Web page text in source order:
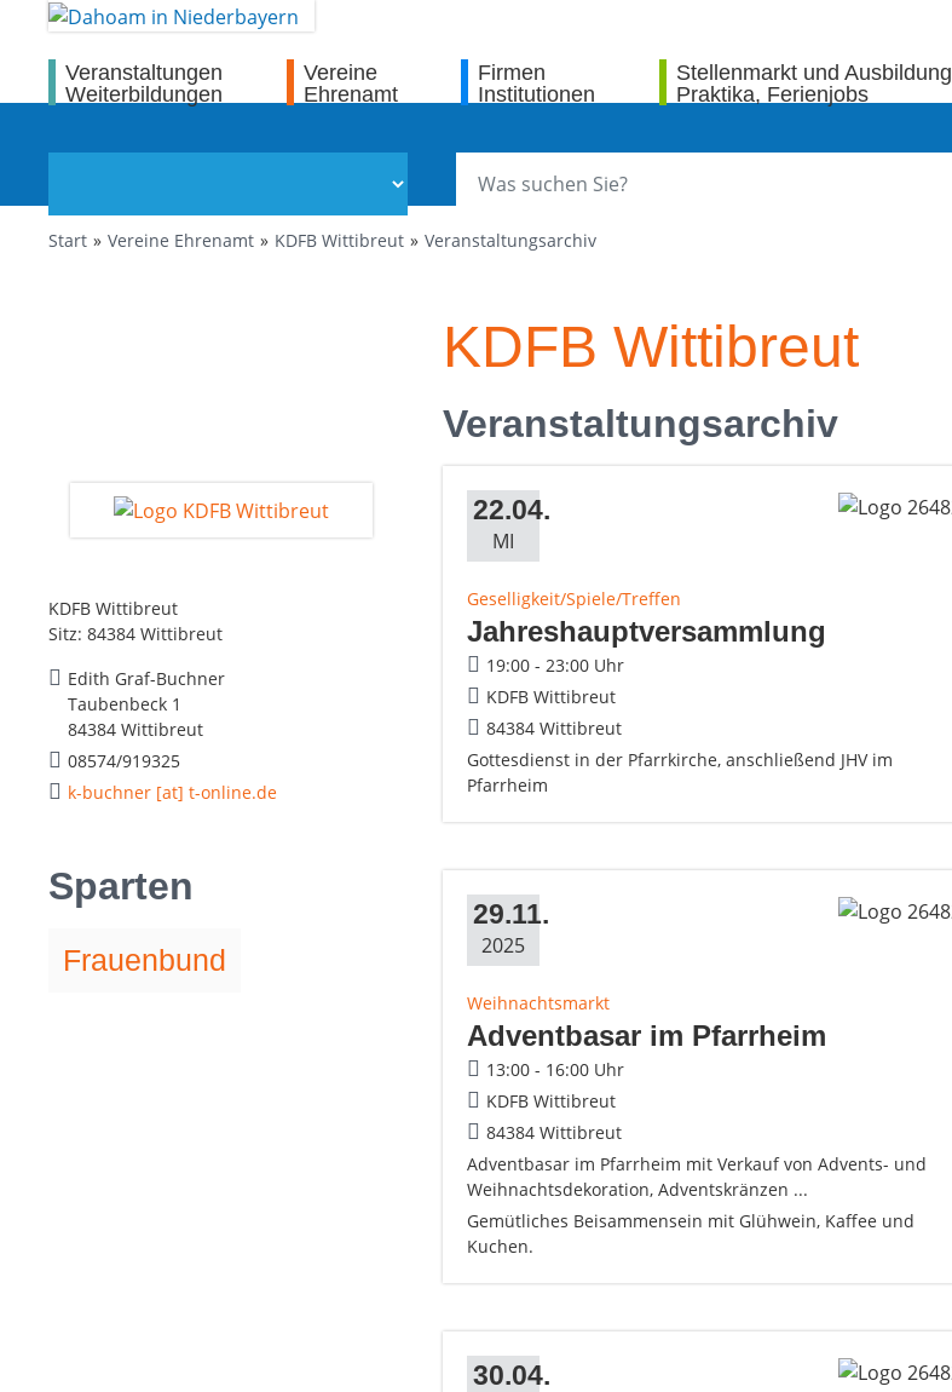
Veranstaltungen
Weiterbildungen
Vereine
Ehrenamt
Firmen
Institutionen
Stellenmarkt und Ausbildung
Praktika, Ferienjobs
Start Vereine Ehrenamt KDFB Wittibreut Veranstaltungsarchiv
KDFB Wittibreut
Sitz: 84384 Wittibreut
Edith Graf-Buchner
Taubenbeck 1
84384 Wittibreut
08574/919325
k-buchner [at] t-online.de
Sparten
Frauenbund
KDFB Wittibreut
Veranstaltungsarchiv
22.04.
MI
Geselligkeit/Spiele/Treffen
Jahreshauptversammlung
19:00 - 23:00 Uhr
KDFB Wittibreut
84384 Wittibreut
Gottesdienst in der Pfarrkirche, anschließend JHV im
Pfarrheim
29.11.
2025
Weihnachtsmarkt
Adventbasar im Pfarrheim
13:00 - 16:00 Uhr
KDFB Wittibreut
84384 Wittibreut
Adventbasar im Pfarrheim mit Verkauf von Advents- und
Weihnachtsdekoration, Adventskränzen ...
Gemütliches Beisammensein mit Glühwein, Kaffee und
Kuchen.
30.04.